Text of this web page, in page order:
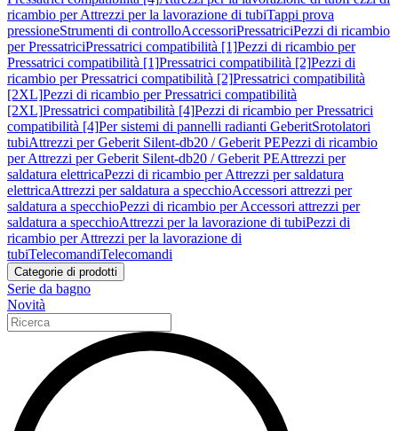
ricambio per Attrezzi per la lavorazione di tubiTappi prova
pressioneStrumenti di controlloAccessoriPressatriciPezzi di ricambio
per PressatriciPressatrici compatibilità [1]Pezzi di ricambio per
Pressatrici compatibilità [1]Pressatrici compatibilità [2]Pezzi di
ricambio per Pressatrici compatibilità [2]Pressatrici compatibilità
[2XL]Pezzi di ricambio per Pressatrici compatibilità
[2XL]Pressatrici compatibilità [4]Pezzi di ricambio per Pressatrici
compatibilità [4]Per sistemi di pannelli radianti GeberitSrotolatori
tubiAttrezzi per Geberit Silent-db20 / Geberit PEPezzi di ricambio
per Attrezzi per Geberit Silent-db20 / Geberit PEAttrezzi per
saldatura elettricaPezzi di ricambio per Attrezzi per saldatura
elettricaAttrezzi per saldatura a specchioAccessori attrezzi per
saldatura a specchioPezzi di ricambio per Accessori attrezzi per
saldatura a specchioAttrezzi per la lavorazione di tubiPezzi di
ricambio per Attrezzi per la lavorazione di
tubiTelecomandiTelecomandi
Categorie di prodotti
Serie da bagno
Novità